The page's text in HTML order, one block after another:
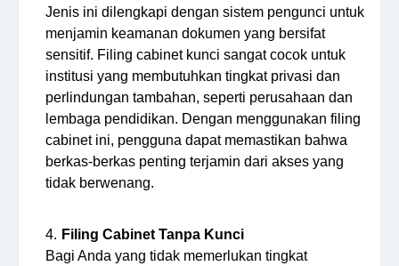
Jenis ini dilengkapi dengan sistem pengunci untuk
menjamin keamanan dokumen yang bersifat
sensitif. Filing cabinet kunci sangat cocok untuk
institusi yang membutuhkan tingkat privasi dan
perlindungan tambahan, seperti perusahaan dan
lembaga pendidikan. Dengan menggunakan filing
cabinet ini, pengguna dapat memastikan bahwa
berkas-berkas penting terjamin dari akses yang
tidak berwenang.
Filing Cabinet Tanpa Kunci
Bagi Anda yang tidak memerlukan tingkat